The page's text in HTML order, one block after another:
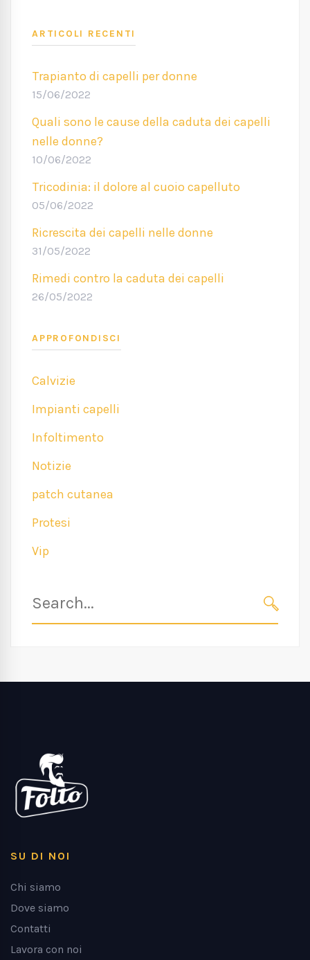
ARTICOLI RECENTI
Trapianto di capelli per donne
15/06/2022
Quali sono le cause della caduta dei capelli
nelle donne?
10/06/2022
Tricodinia: il dolore al cuoio capelluto
05/06/2022
Ricrescita dei capelli nelle donne
31/05/2022
Rimedi contro la caduta dei capelli
26/05/2022
APPROFONDISCI
Calvizie
Impianti capelli
Infoltimento
Notizie
patch cutanea
Protesi
Vip
SU DI NOI
Chi siamo
Dove siamo
Contatti
Lavora con noi